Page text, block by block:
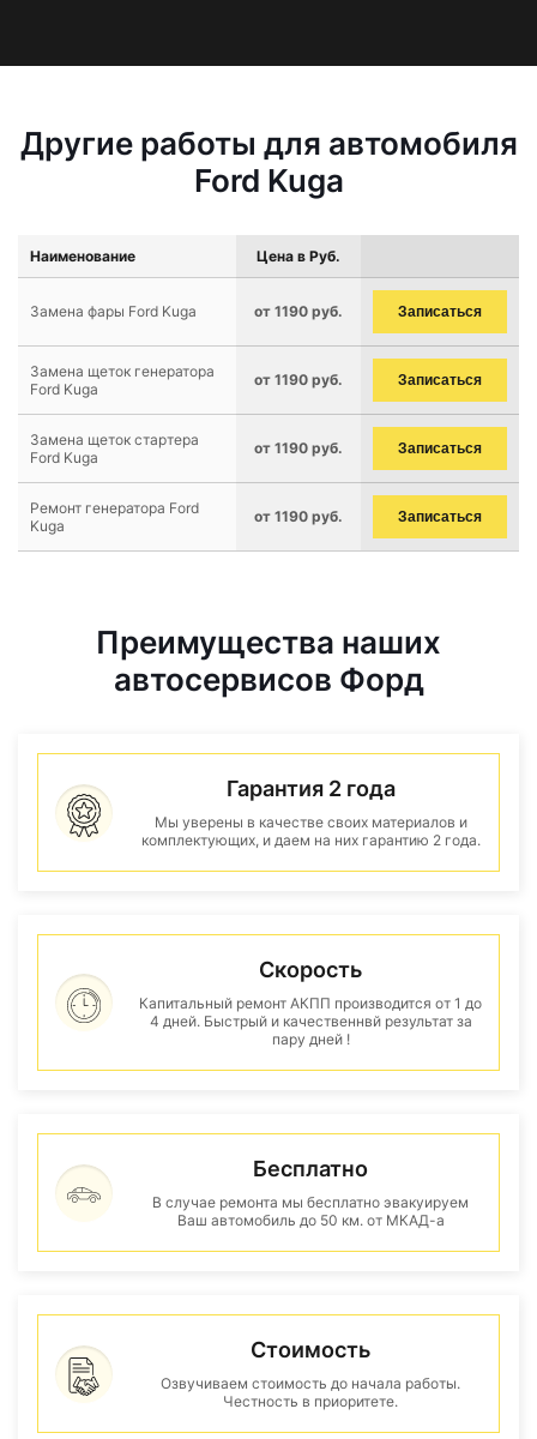
Другие работы для автомобиля
Ford Kuga
Наименование Цена в Руб.
Замена фары Ford Kuga от 1190 руб. Записаться
Замена щеток генератора
Ford Kuga
от 1190 руб. Записаться
Замена щеток стартера
Ford Kuga
от 1190 руб. Записаться
Ремонт генератора Ford
Kuga
от 1190 руб. Записаться
Преимущества наших
автосервисов Форд
Гарантия 2 года
Мы уверены в качестве своих материалов и
комплектующих, и даем на них гарантию 2 года.
Скорость
Капитальный ремонт АКПП производится от 1 до
4 дней. Быстрый и качественнвй результат за
пару дней !
Бесплатно
В случае ремонта мы бесплатно эвакуируем
Ваш автомобиль до 50 км. от МКАД-а
Стоимость
Озвучиваем стоимость до начала работы.
Честность в приоритете.